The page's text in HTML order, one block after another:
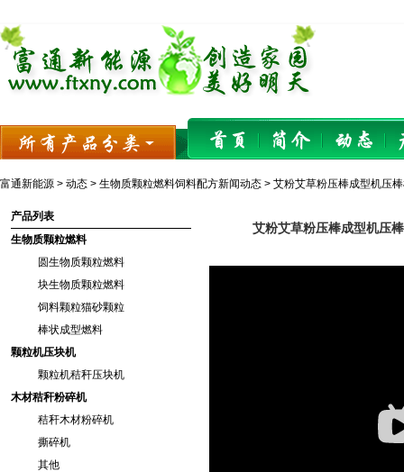
富通新能源 > 动态 > 生物质颗粒燃料饲料配方新闻动态 > 艾粉艾草粉压棒成型机压
艾粉艾草粉压棒成型机压
产品列表
生物质颗粒燃料
圆生物质颗粒燃料
块生物质颗粒燃料
饲料颗粒猫砂颗粒
棒状成型燃料
颗粒机压块机
颗粒机秸秆压块机
木材秸秆粉碎机
秸秆木材粉碎机
撕碎机
其他